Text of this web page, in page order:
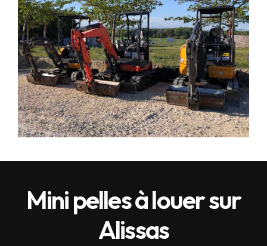
Mini pelles à louer sur
Alissas